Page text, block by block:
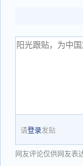
请登录发贴
网友评论仅供网友表